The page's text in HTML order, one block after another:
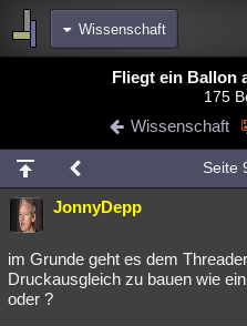
Wissenschaft
Chat Wiki Neuigkeiten
meine Rubriken
Menschen Wissenschaft
Spiritualität Verschwörungen
Natur
Fliegt ein Ballon
175
Wissenschaft
Seite
JonnyDepp
im Grunde geht es dem
Druckausgleich zu bauen wie
oder ?